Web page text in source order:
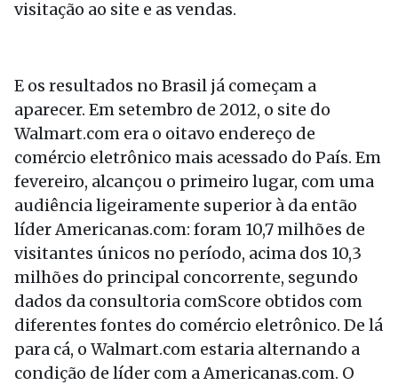
visitação ao site e as vendas.
E os resultados no Brasil já começam a
aparecer. Em setembro de 2012, o site do
Walmart.com era o oitavo endereço de
comércio eletrônico mais acessado do País. Em
fevereiro, alcançou o primeiro lugar, com uma
audiência ligeiramente superior à da então
líder Americanas.com: foram 10,7 milhões de
visitantes únicos no período, acima dos 10,3
milhões do principal concorrente, segundo
dados da consultoria comScore obtidos com
diferentes fontes do comércio eletrônico. De lá
para cá, o Walmart.com estaria alternando a
condição de líder com a Americanas.com. O